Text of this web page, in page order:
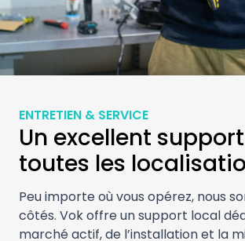
ENTRETIEN & SERVICE
Un excellent
toutes les
Peu importe où vous opérez, nous
côtés. Vok offre un support local
marché actif, de l’installation et la